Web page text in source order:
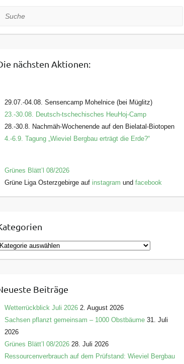
Suche
nächsten Aktionen:
29.07.-04.08. Sensencamp Mohelnice (bei Müglitz)
23.-30.08. Deutsch-tschechisches HeuHoj-Camp
28.-30.8. Nachmäh-Wochenende auf den Bielatal-Biotopen
4.-6.9. Tagung „Wieviel Bergbau erträgt die Erde?“
Grünes Blätt’l 08/2026
Grüne Liga Osterzgebirge auf instagram und facebook
K
Beiträge
Wetterrückblick Juli 2026 2. August 2026
Sachsen pflanzt gemeinsam – 1000 Obstbäume 31. Juli
2026
Grünes Blätt’l 08/2026 28. Juli 2026
Ressourcenverbrauch auf dem Prüfstand: Wieviel Bergbau